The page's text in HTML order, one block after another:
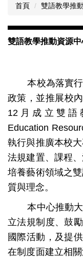
雙語教學推動資源中
計畫資訊 News
雙語計畫活動及成
教育部 EMI教學資
外校活動 News
網站導覽
首頁 雙語教學推
雙語教學推動資源
本校為落實
政策，並推展校
12月成立 雙語
Education
執行與推廣本校
法規建置、課程
培養藝術領域之雙
質與理念。
本中心推動
立法規制度、鼓
國際活動，及提
在制度面建立相